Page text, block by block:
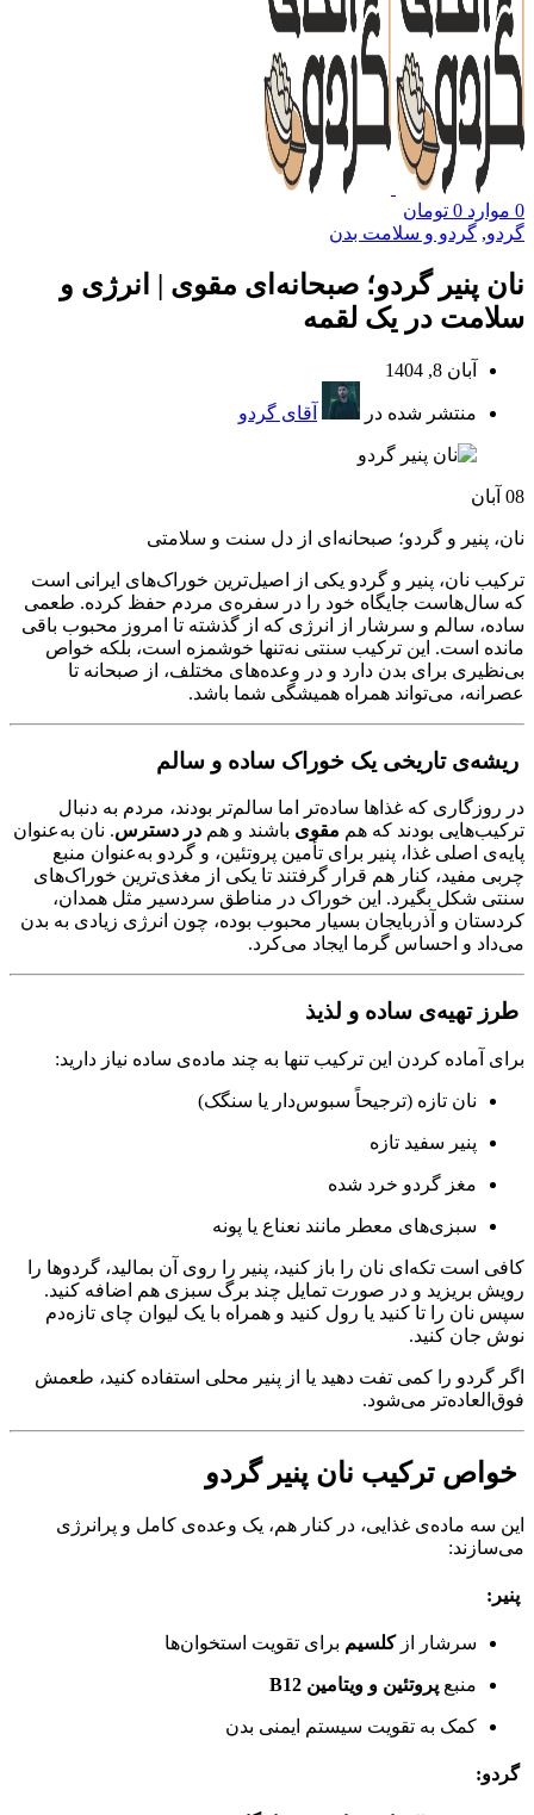
0 موارد 0 تومان
گردو, گردو و سلامت بدن
نان پنیر گردو؛ صبحانه‌ای مقوی | انرژی و
سلامت در یک لقمه
آبان 8, 1404
منتشر شده در آقای گردو
08 آبان
نان، پنیر و گردو؛ صبحانه‌ای از دل سنت و سلامتی
ترکیب نان، پنیر و گردو یکی از اصیل‌ترین خوراک‌های ایرانی است
که سال‌هاست جایگاه خود را در سفره‌ی مردم حفظ کرده. طعمی
ساده، سالم و سرشار از انرژی که از گذشته تا امروز محبوب باقی
مانده است. این ترکیب سنتی نه‌تنها خوشمزه است، بلکه خواص
بی‌نظیری برای بدن دارد و در وعده‌های مختلف، از صبحانه تا
عصرانه، می‌تواند همراه همیشگی شما باشد.
ریشه‌ی تاریخی یک خوراک ساده و سالم
در روزگاری که غذاها ساده‌تر اما سالم‌تر بودند، مردم به دنبال
ترکیب‌هایی بودند که هم مقوی باشند و هم در دسترس. نان به‌عنوان
پایه‌ی اصلی غذا، پنیر برای تأمین پروتئین، و گردو به‌عنوان منبع
چربی مفید، کنار هم قرار گرفتند تا یکی از مغذی‌ترین خوراک‌های
سنتی شکل بگیرد. این خوراک در مناطق سردسیر مثل همدان،
کردستان و آذربایجان بسیار محبوب بوده، چون انرژی زیادی به بدن
می‌داد و احساس گرما ایجاد می‌کرد.
طرز تهیه‌ی ساده و لذیذ
برای آماده کردن این ترکیب تنها به چند ماده‌ی ساده نیاز دارید:
نان تازه (ترجیحاً سبوس‌دار یا سنگک)
پنیر سفید تازه
مغز گردو خرد شده
سبزی‌های معطر مانند نعناع یا پونه
کافی است تکه‌ای نان را باز کنید، پنیر را روی آن بمالید، گردوها را
رویش بریزید و در صورت تمایل چند برگ سبزی هم اضافه کنید.
سپس نان را تا کنید یا رول کنید و همراه با یک لیوان چای تازه‌دم
نوش جان کنید.
اگر گردو را کمی تفت دهید یا از پنیر محلی استفاده کنید، طعمش
فوق‌العاده‌تر می‌شود.
خواص ترکیب نان پنیر گردو
این سه ماده‌ی غذایی، در کنار هم، یک وعده‌ی کامل و پرانرژی
می‌سازند:
پنیر:
سرشار ازکلسیم برای تقویت استخوان‌ها
منبع پروتئین و ویتامین B12
کمک به تقویت سیستم ایمنی بدن
گردو: